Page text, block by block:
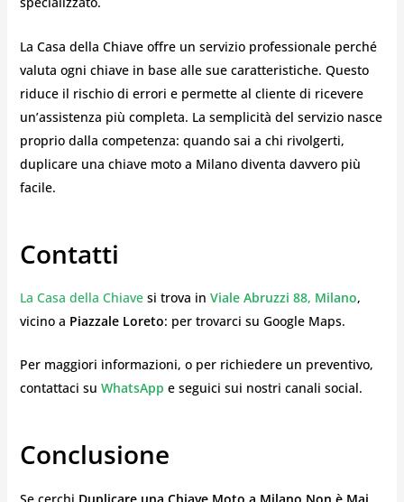
La Casa della Chiave offre un servizio professionale perché
valuta ogni chiave in base alle sue caratteristiche. Questo
riduce il rischio di errori e permette al cliente di ricevere
un’assistenza più completa. La semplicità del servizio nasce
proprio dalla competenza: quando sai a chi rivolgerti,
duplicare una chiave moto a Milano diventa davvero più
facile.
Contatti
La Casa della Chiavesi trova in Viale Abruzzi 88, Milano,
vicino a Piazzale Loreto: per trovarci su Google Maps.
Per maggiori informazioni, o per richiedere un preventivo,
contattaci su WhatsApp e seguici sui nostri canali social.
Conclusione
Se cerchi Duplicare una Chiave Moto a Milano Non è Mai